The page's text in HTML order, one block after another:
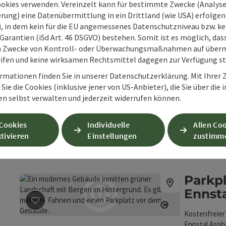
Treffpunkt
Telefon
+43
MODI
Copyright
Beitrag merken : Parkplatz B "Hohe Dirn"
ab dem
Telefon
+43 676
MODI
Copyright
Beitrag merken : Parkplatz Besucherzentrum Ennstal
Kostenfreier
verwenden. Vereinzelt kann für bestimmte Zwecke
eine Datenübermittlung in ein Drittland (wie USA) erfolgen
in dem kein für die EU angemessenes Datenschutzniveau bzw.
(iSd Art. 46 DSGVO) bestehen. Somit ist es möglich,
Zwecke von Kontroll- oder Überwachungsmaßnahmen auf
und keine wirksamen Rechtsmittel dagegen zur Verfügung
finden Sie in unserer Datenschutzerklärung. Mit Ihrer
die Cookies (inklusive jener von US-Anbieter), die Sie über die
selbst verwalten und jederzeit widerrufen können.
Individuelle
Einstellungen
Allen